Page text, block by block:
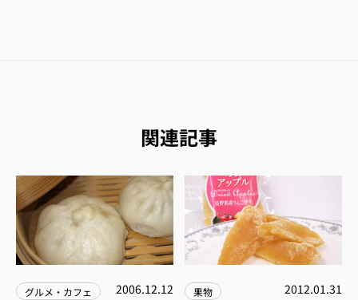
関連記事
グルメ・カフェ 2006.12.12 果物 2012.01.31